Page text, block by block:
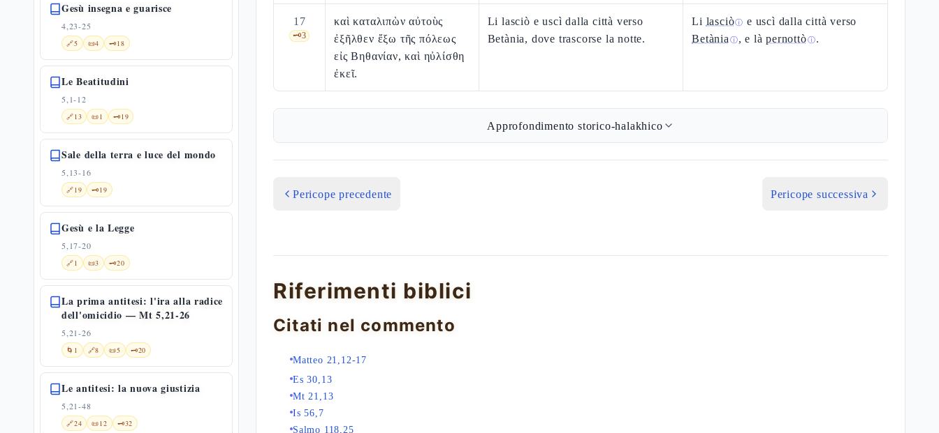
Gesù insegna e guarisce
4,23-25
🔗5 📜4 🗝️18
Le Beatitudini
5,1-12
🔗13 📜1 🗝️19
Sale della terra e luce del mondo
5,13-16
🔗19 🗝️19
Gesù e la Legge
5,17-20
🔗1 📜3 🗝️20
La prima antitesi: l'ira alla radice
dell'omicidio — Mt 5,21-26
5,21-26
🌀 1 🔗8 📜5 🗝️20
Le antitesi: la nuova giustizia
5,21-48
🔗24 📜12 🗝️32
17
🗝️3
καὶ καταλιπὼν αὐτοὺς
ἐξῆλθεν ἔξω τῆς πόλεως
εἰς Βηθανίαν, καὶ ηὐλίσθη
ἐκεῖ.
Li lasciò e uscì dalla città verso
Betània, dove trascorse la notte.
Li lasciòⓘ e uscì dalla città verso
Betània ⓘ, e làpernottòⓘ.
Approfondimento storico-halakhico
Pericope precedente Pericope successiva
Riferimenti biblici
Citati nel commento
Matteo 21,12-17
Es 30,13
Mt 21,13
Is 56,7
Salmo 118,25